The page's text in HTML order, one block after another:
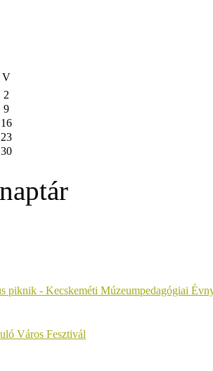
V
2
9
16
23
30
piknik - Kecskeméti Múzeumpedagógiai
Város Fesztivál